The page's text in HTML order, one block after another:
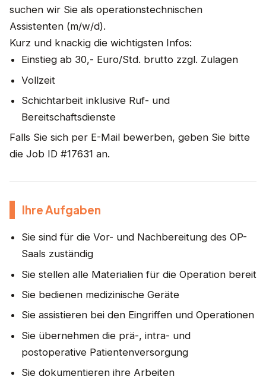
suchen wir Sie als operationstechnischen
Assistenten (m/w/d).
Kurz und knackig die wichtigsten Infos:
Einstieg ab 30,- Euro/Std. brutto zzgl. Zulagen
Vollzeit
Schichtarbeit inklusive Ruf- und
Bereitschaftsdienste
Falls Sie sich per E-Mail bewerben, geben Sie bitte
die Job ID #17631 an.
Ihre Aufgaben
Sie sind für die Vor- und Nachbereitung des OP-
Saals zuständig
Sie stellen alle Materialien für die Operation bereit
Sie bedienen medizinische Geräte
Sie assistieren bei den Eingriffen und Operationen
Sie übernehmen die prä-, intra- und
postoperative Patientenversorgung
Sie dokumentieren ihre Arbeiten